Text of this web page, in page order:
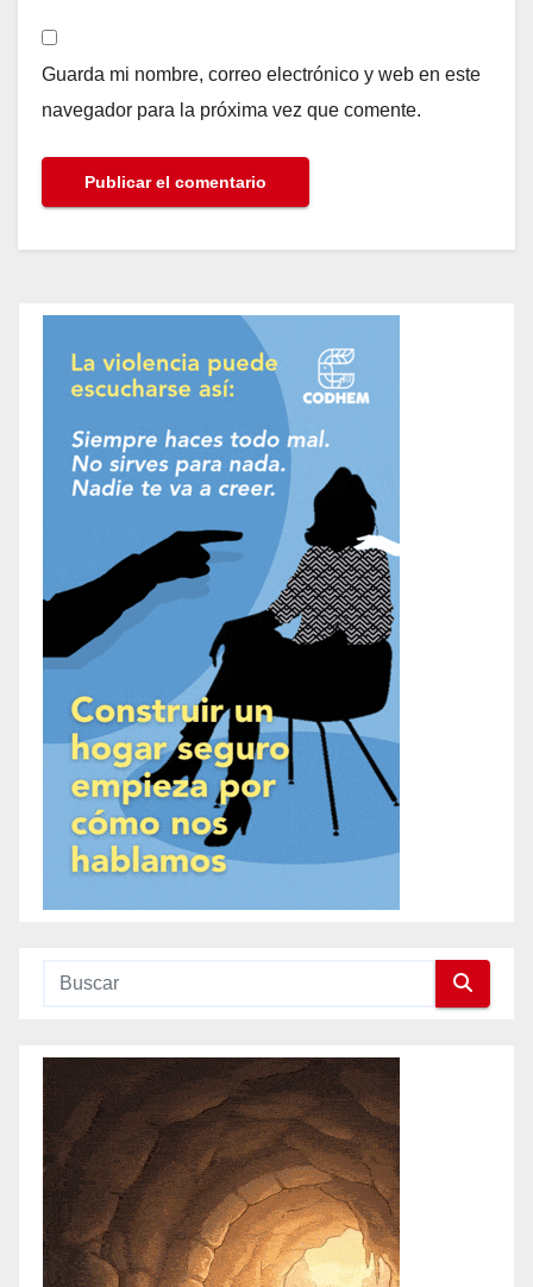
Guarda mi nombre, correo electrónico y web en este
navegador para la próxima vez que comente.